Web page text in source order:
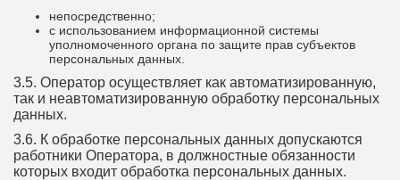
непосредственно;
с использованием информационной системы
уполномоченного органа по защите прав субъектов
персональных данных.
3.5. Оператор осуществляет как автоматизированную,
так и неавтоматизированную обработку персональных
данных.
3.6. К обработке персональных данных допускаются
работники Оператора, в должностные обязанности
которых входит обработка персональных данных.